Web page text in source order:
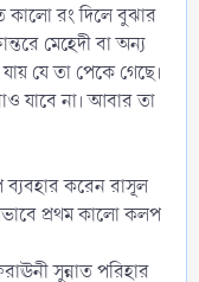
কালো রং দিলে বুঝার
মেহেদী বা অন্য
যে তা পেকে গেছে।
যাবে না। আবার তা
ব্যবহার করেন রাসূল
সুন্নাত পরিহার